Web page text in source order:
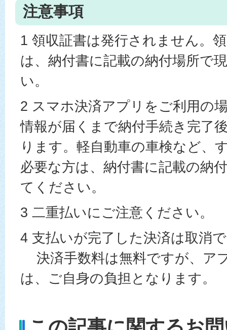
注意事項
1 領収証書は発行されません。
は、納付書に記載の納付場所で
い。
2 スマホ決済アプリをご利用の
情報が届くまで納付手続き完了
ります。軽自動車の車検など、
必要な方は、納付書に記載の納
てください。
3 二重払いにご注意ください。
4 支払いが完了した決済は取消
決済手数料は無料ですが、ア
は、ご自身の負担となります。